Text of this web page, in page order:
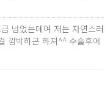
넘었는데여 저는 자연스러
깜박하곤 하져^^ 수술후에